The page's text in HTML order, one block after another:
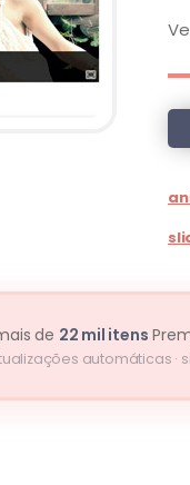
de 22 mil itens
automáticas ·